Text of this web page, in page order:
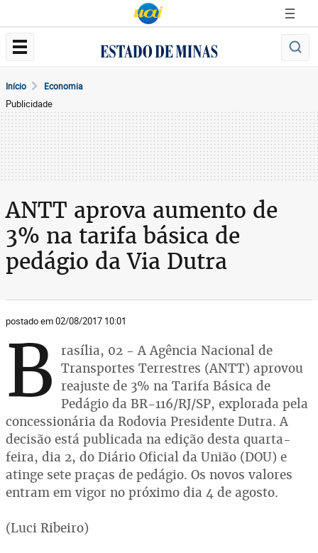
Início Economia
Publicidade
ANTT aprova aumento de
3% na tarifa básica de
pedágio da Via Dutra
postado em 02/08/2017 10:01
B rasília, 02 - A Agência Nacional de
Transportes Terrestres (ANTT) aprovou
reajuste de 3% na Tarifa Básica de
Pedágio da BR-116/RJ/SP, explorada pela
concessionária da Rodovia Presidente Dutra. A
decisão está publicada na edição desta quarta-
feira, dia 2, do Diário Oficial da União (DOU) e
atinge sete praças de pedágio. Os novos valores
entram em vigor no próximo dia 4 de agosto.
(Luci Ribeiro)